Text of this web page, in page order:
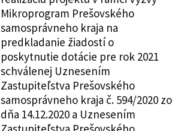
Mikroprogram Prešovského
samosprávneho kraja na
predkladanie žiadostí o
poskytnutie dotácie pre rok 2021
schválenej Uznesením
Zastupiteľstva Prešovského
samosprávneho kraja č. 594/2020 zo
dňa 14.12.2020 a Uznesením